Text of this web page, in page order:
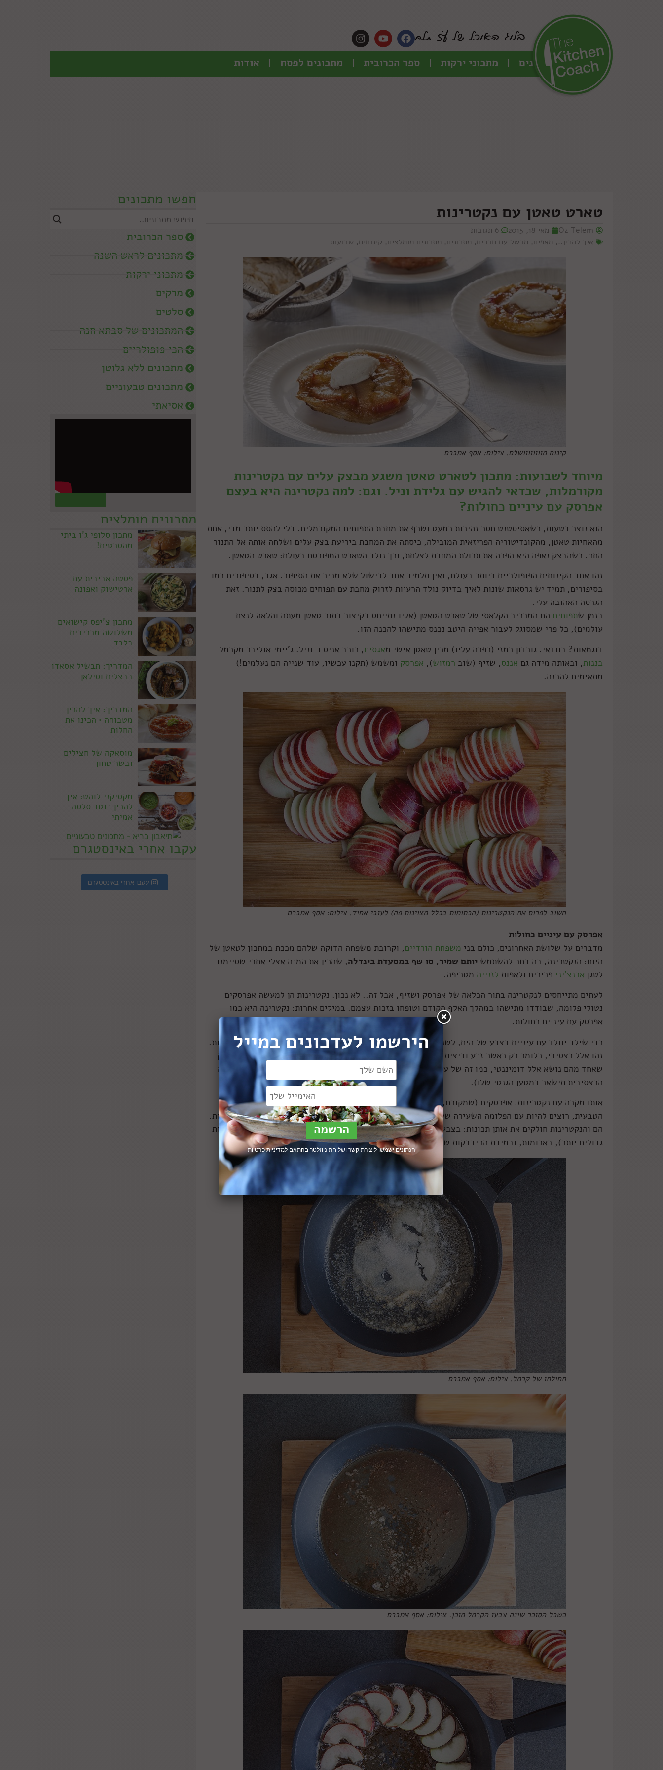
כל המתכונים מתכוני ירקות ספר הכרובית מתכונים לפסח אודות
חפשו מתכונים
ספר הכרובית
מתכונים לראש השנה
מתכוני ירקות
מרקים
סלטים
המתכונים של סבתא חנה
הכי פופולריים
מתכונים ללא גלוטן
מתכונים טבעוניים
אסיאתי
מתכונים מומלצים
מתכון סלופי ג'ו ביתי
מהסרטים!
פסטה אביבית עם
ארטישוק ואפונה
מתכון צ'יפס קישואים
משלושה מרכיבים
בלבד
המדריך: תבשיל אסאדו
בבצלים וסילאן
המדריך: איך להכין
מטבוחה • הכינו את
החלות
מוסאקה של חצילים
ובשר טחון
מקסיקני לוהט: איך
להכין רוטב סלסה
אמיתי
עקבו אחרי באינסטגרם
עקבו אחרי באינסטגרם
טארט טאטן עם נקטרינות
Oz Telem מאי 18, 2015
6 תגובות
איך להכין.., מאפים, מבשל עם חברים, מתכונים, מתכונים מומלצים, קינוחים, שבועות
קינוח מוווווווושלם. צילום: אסף אמברם
מיוחד לשבועות: מתכון לטארט טאטן משגע מבצק עלים עם נקטרינות
מקורמלות, שכדאי להגיש עם גלידת וניל. וגם: למה נקטרינה היא בעצם
אפרסק עם עיניים כחולות?
הוא נוצר בטעות, כשאסיסטנט חסר זהירות כמעט ושרף את מחבת התפוחים המקורמלים. בלי להסס יותר מדי, אחת
מהאחיות טאטן, מהקונדיטוריה הפריזאית המובילה, כיסתה את המחבת ביריעת בצק עלים ושלחה אותה אל התנור
החם. כשהבצק נאפה היא הפכה את תכולת המחבת לצלחת, וכך נולד הטארט המפורסם בעולם: טארט הטאטן.
זהו אחד הקינוחים הפופולריים ביותר בעולם, ואין תלמיד אחד לבישול שלא מכיר את הסיפור. אגב, בסיפורים כמו
בסיפורים, תמיד יש גרסאות שונות לאיך בדיוק נולד הרעיות לזרוק מחבת עם תפוחים מכוסה בצק לתנור. זאת
הגרסה האהובה עלי.
בזמן שתפוחים הם המרכיב הקלאסי של טארט הטאטן (אליו נתייחס בקיצור בתור טאטן מעתה והלאה לנצח
עולמים), כל פרי שמסוגל לעבור אפייה היטב נכנס מתישהו להכנה הזו.
דוגמאות? בוודאי. גורדון רמזי (כפרה עליו) מכין טאטן אישי מאגסים, כוכב אניס ו-וניל. ג'יימי אוליבר מקרמל
בננות, ובאותה מידה גם אננס, שזיף (שוב רמזוש), אפרסק ומשמש (תקנו עכשיו, עוד שנייה הם נעלמים!)
מתאימים להכנה.
חשוב לפרוס את הנקטרינות (הכתומות בכלל מצוינות פה) לעובי אחיד. צילום: אסף אמברם
אפרסק עם עיניים כחולות
מדברים על שלושת האחרונים, כולם בני משפחת הורדיים, וקרובת משפחה הדוקה שלהם מככת במתכון לטאטן של
היום: הנקטרינה, בה בחר להשתמש יותם שמיר, סו שף במסעדת בינדלה, שהכין את המנה אצלי אחרי שסיימנו
לטגן ארנצ'יני פריכים ולאפות לזנייה מטריפה.
לעתים מתייחסים לנקטרינה בתור הכלאה של אפרסק ושזיף, אבל זה.. לא נכון. נקטרינות הן למעשה אפרסקים
נטולי פלומה, שבודדו מתישהו במהלך האלף הקודם וטופחו בזכות עצמם. במילים אחרות: נקטרינה היא כמו
אפרסק עם עיניים כחולות.
כדי שילד יוולד עם עיניים בצבע של הים, לשני ההורים שלו צריך להיות אלל (וריאציה של גן) של עיניים כחולות.
זהו אלל רצסיבי, כלומר רק כאשר זרע וביצית שמכילים שניהם את המטען הכחול, העיניים יצאו כחולות. מספיק
שאחד מהם נושא אלל דומיננטי, כמו זה של עיניים חומות, והילד יקבל את המטען הדומיננטי (למרות שהתכונה
הרצסיבית תישאר במטען הגנטי שלו).
אותו מקרה עם נקטרינות. אפרסקים (שמקורם, אגב, בסין, כמו רבים מהפירות שאנחנו אוכלים היום), בנטייתם
הטבעית, רוצים להיות עם הפלומה השעירה שעוטפת אותם, ומסייעת לפרי להיות קצת יותר עמיד לחבלות ונפילות.
הם והנקטרינות חולקים את אותן תכונות: בצבע הבשר (לבן או כתום יותר) בגודל (למרות שאפרסקים נוטים להיות
גדולים יותר), בארומות, ובמידת ההידבקות של בשר הפרי לגלעין (clingstones and freestones).
תחילתו של קרמל. צילום: אסף אמברם
כשכל הסוכר שינה צבעו הקרמל מוכן. צילום: אסף אמברם
הירשמו לעדכונים במייל
הנתונים ישמשו ליצירת קשר ושליחת ניוזלטר בהתאם למדיניות פרטיות